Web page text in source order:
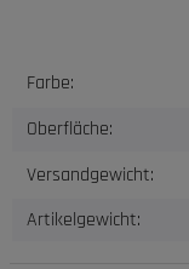
Produkteigenschaft
Wert
Farbe:
Oberfläche:
Versandgewicht:
Artikelgewicht: